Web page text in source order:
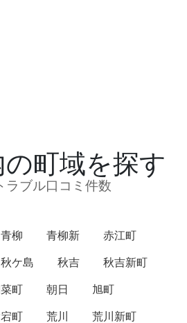
町域を探す
ラブル口コミ件数
青柳 青柳新
赤江町
秋ケ島 秋吉
秋吉新町
町 朝日
旭町
町 荒川
荒川新町